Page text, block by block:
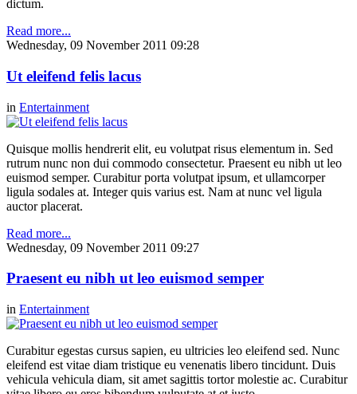
dictum.
Read more...
Wednesday, 09 November 2011 09:28
Ut eleifend felis lacus
in Entertainment
Quisque mollis hendrerit elit, eu volutpat risus elementum in. Sed
rutrum nunc non dui commodo consectetur. Praesent eu nibh ut leo
euismod semper. Curabitur porta volutpat ipsum, et ullamcorper
ligula sodales at. Integer quis varius est. Nam at nunc vel ligula
auctor placerat.
Read more...
Wednesday, 09 November 2011 09:27
Praesent eu nibh ut leo euismod semper
in Entertainment
Curabitur egestas cursus sapien, eu ultricies leo eleifend sed. Nunc
eleifend est vitae diam tristique eu venenatis libero tincidunt. Duis
vehicula vehicula diam, sit amet sagittis tortor molestie ac. Curabitur